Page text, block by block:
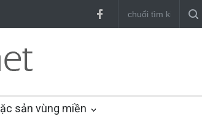
sản vùng miền